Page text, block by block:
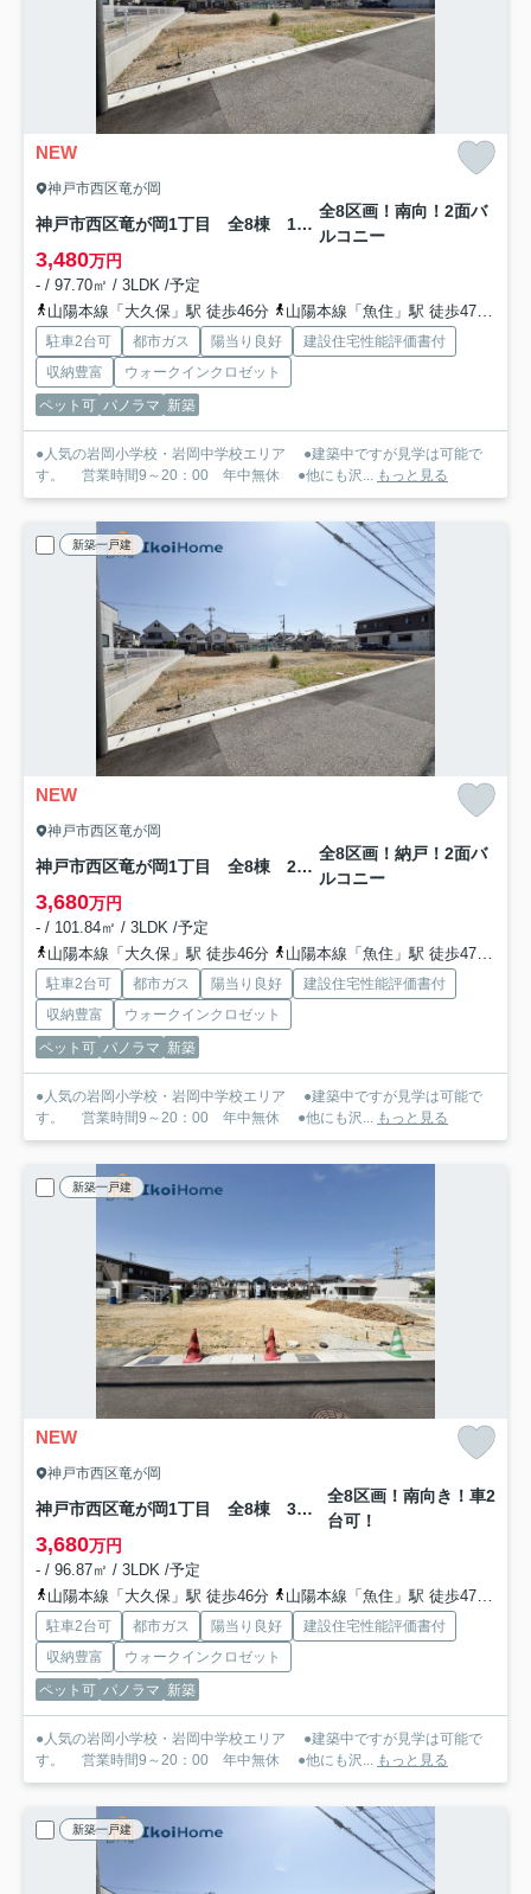
NEW
神戸市西区竜が岡
神戸市西区竜が岡1丁目 全8棟 1号棟 新築戸建
全8区画！南向！2面バ
ルコニー
3,480万円
- / 97.70㎡ / 3LDK /予定
山陽本線「大久保」駅 徒歩46分
山陽本線「魚住」駅 徒歩47分
駐車2台可 都市ガス 陽当り良好
建設住宅性能評価書付
収納豊富
ウォークインクロゼット
ペット可 パノラマ 新築
●人気の岩岡小学校・岩岡中学校エリア ●建築中ですが見学は可能で
す。 営業時間9～20：00 年中無休 ●他にも沢... もっと見る
新築一戸建
NEW
神戸市西区竜が岡
神戸市西区竜が岡1丁目 全8棟 2号棟 新築戸建
全8区画！納戸！2面バ
ルコニー
3,680万円
- / 101.84㎡ / 3LDK /予定
山陽本線「大久保」駅 徒歩46分
山陽本線「魚住」駅 徒歩47分
駐車2台可 都市ガス 陽当り良好
建設住宅性能評価書付
収納豊富
ウォークインクロゼット
ペット可 パノラマ 新築
●人気の岩岡小学校・岩岡中学校エリア ●建築中ですが見学は可能で
す。 営業時間9～20：00 年中無休 ●他にも沢... もっと見る
新築一戸建
NEW
神戸市西区竜が岡
神戸市西区竜が岡1丁目 全8棟 3号棟 新築戸建
全8区画！南向き！車2
台可！
3,680万円
- / 96.87㎡ / 3LDK /予定
山陽本線「大久保」駅 徒歩46分
山陽本線「魚住」駅 徒歩47分
駐車2台可 都市ガス 陽当り良好
建設住宅性能評価書付
収納豊富
ウォークインクロゼット
ペット可 パノラマ 新築
●人気の岩岡小学校・岩岡中学校エリア ●建築中ですが見学は可能で
す。 営業時間9～20：00 年中無休 ●他にも沢... もっと見る
新築一戸建